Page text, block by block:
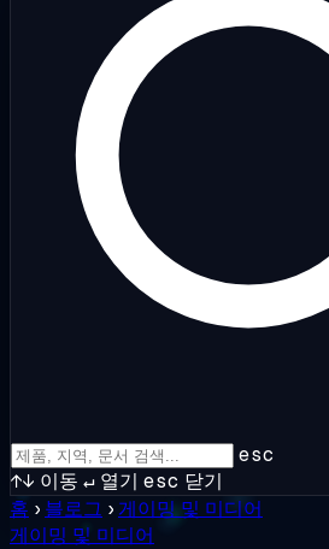
esc
↑↓ 이동 ↵ 열기 esc 닫기
홈 › 블로그 › 게이밍 및 미디어
게이밍 및 미디어